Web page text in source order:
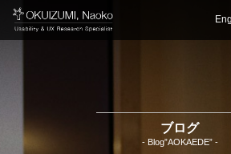
ブログ
- Blog”AOKAEDE” -